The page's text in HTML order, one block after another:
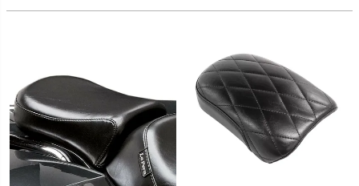
Le Pera（ラペラ）